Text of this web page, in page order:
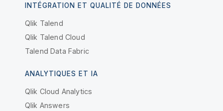
INTÉGRATION ET QUALITÉ DE DONNÉES
Qlik Talend
Qlik Talend Cloud
Talend Data Fabric
ANALYTIQUES ET IA
Qlik Cloud Analytics
Qlik Answers